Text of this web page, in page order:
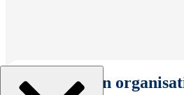
Selecteer een